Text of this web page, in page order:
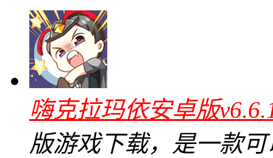
嗨克拉玛依安卓版
版游戏下载，是一款